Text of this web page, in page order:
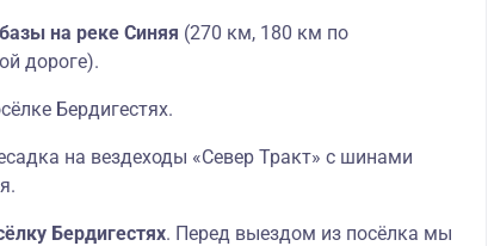
на реке Синяя (270 км, 180 км по
дороге).
Бердигестях.
на вездеходы «Север Тракт» с шинами
Бердигестях. Перед выездом из посёлка мы